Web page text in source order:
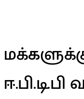
ஈ.பி.டி.பி